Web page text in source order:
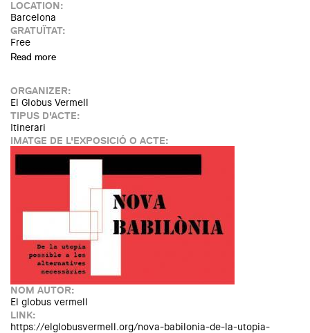
LOCATION:
Barcelona
GRATUÏTAT:
Free
Read more
ORGANIZER:
El Globus Vermell
TIPUS D'ACTE:
Itinerari
IMATGE DE L'EXPOSICIÓ O ACTE:
NOM AUTOR:
El globus vermell
LINK:
https://elglobusvermell.org/nova-babilonia-de-la-utopia-